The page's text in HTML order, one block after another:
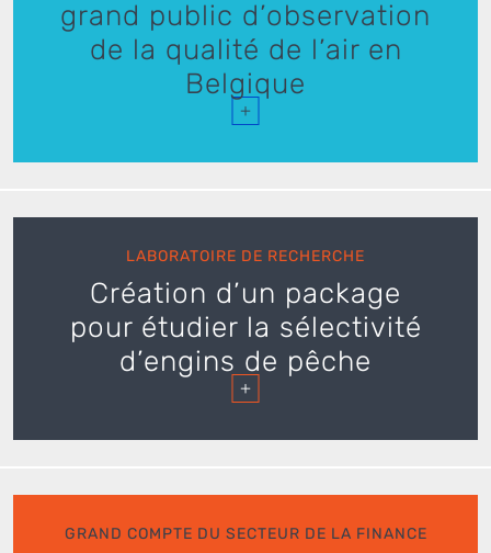
grand public d’observation
de la qualité de l’air en
Belgique
+
LABORATOIRE DE RECHERCHE
Création d’un package
pour étudier la sélectivité
d’engins de pêche
+
GRAND COMPTE DU SECTEUR DE LA FINANCE